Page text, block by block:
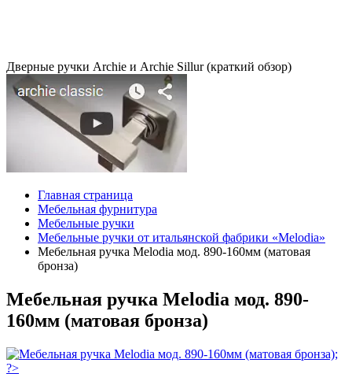
Дверные ручки Archie и Archie Sillur (краткий обзор)
Главная страница
Мебельная фурнитура
Мебельные ручки
Мебельные ручки от итальянской фабрики «Melodia»
Мебельная ручка Melodia мод. 890-160мм (матовая
бронза)
Мебельная ручка Melodia мод. 890-
160мм (матовая бронза)